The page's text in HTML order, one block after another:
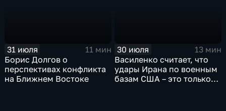
31 июля
11 мин
Борис Долгов о
перспективах конфликта
на Ближнем Востоке
30 июля
13 мин
Василенко считает, что
удары Ирана по военным
базам США – это только